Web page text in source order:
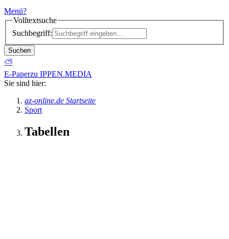
Menü?
Volltextsuche
Suchbegriff:
Suchen
⛅
E-Paperzu IPPEN.MEDIA
Sie sind hier:
az-online.de Startseite
Sport
Tabellen